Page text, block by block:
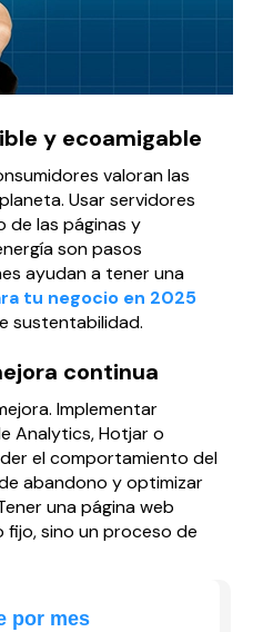
y ecoamigable
valoran las
Usar servidores
de las páginas y
son pasos
ayudan a tener una
tu negocio en 2025
sustentabilidad.
continua
Implementar
Analytics, Hotjar o
el comportamiento del
abandono y optimizar
una página web
sino un proceso de
por mes